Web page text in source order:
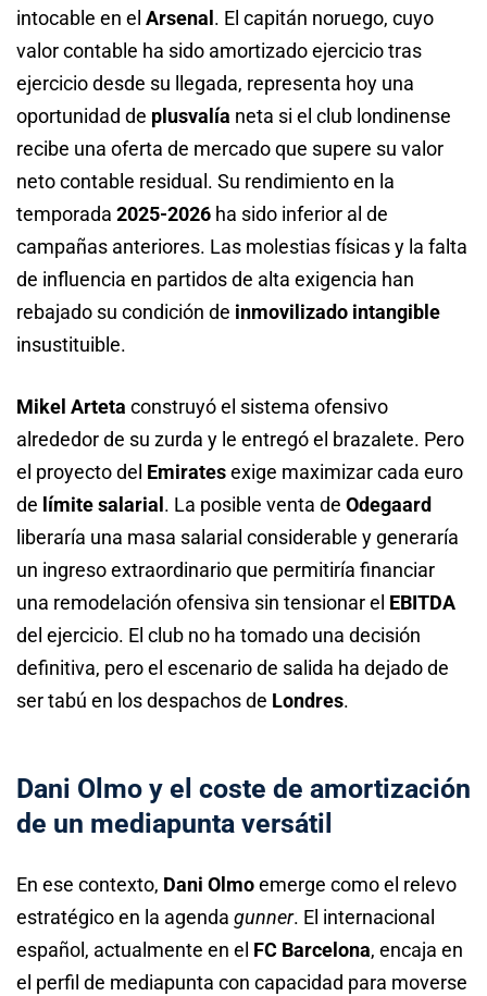
intocable en el Arsenal . El capitán noruego, cuyo
valor contable ha sido amortizado ejercicio tras
ejercicio desde su llegada, representa hoy una
oportunidad de plusvalía neta si el club londinense
recibe una oferta de mercado que supere su valor
neto contable residual. Su rendimiento en la
temporada 2025-2026 ha sido inferior al de
campañas anteriores. Las molestias físicas y la falta
de influencia en partidos de alta exigencia han
rebajado su condición de inmovilizado intangible
insustituible.
Mikel Arteta construyó el sistema ofensivo
alrededor de su zurda y le entregó el brazalete. Pero
el proyecto del Emiratesexige maximizar cada euro
de límite salarial . La posible venta de Odegaard
liberaría una masa salarial considerable y generaría
un ingreso extraordinario que permitiría financiar
una remodelación ofensiva sin tensionar el EBITDA
del ejercicio. El club no ha tomado una decisión
definitiva, pero el escenario de salida ha dejado de
ser tabú en los despachos de Londres.
Dani Olmo y el coste de amortización
de un mediapunta versátil
En ese contexto, Dani Olmoemerge como el relevo
estratégico en la agenda gunner. El internacional
español, actualmente en el FC Barcelona, encaja en
el perfil de mediapunta con capacidad para moverse